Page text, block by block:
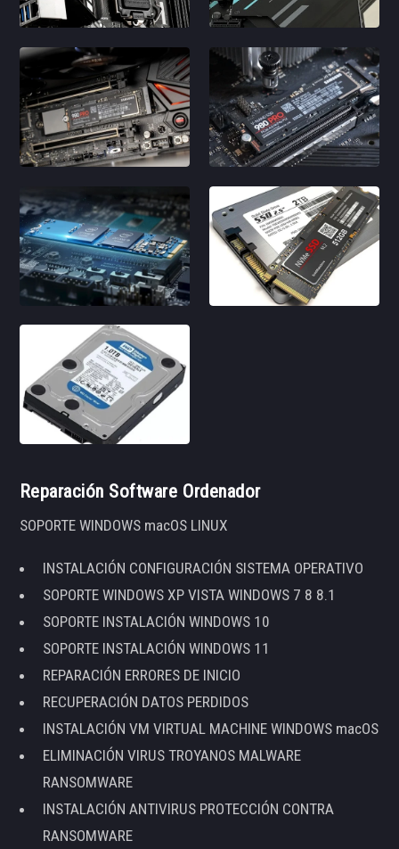
Reparación Software Ordenador
SOPORTE WINDOWS macOS LINUX
INSTALACIÓN CONFIGURACIÓN SISTEMA OPERATIVO
SOPORTE WINDOWS XP VISTA WINDOWS 7 8 8.1
SOPORTE INSTALACIÓN WINDOWS 10
SOPORTE INSTALACIÓN WINDOWS 11
REPARACIÓN ERRORES DE INICIO
RECUPERACIÓN DATOS PERDIDOS
INSTALACIÓN VM VIRTUAL MACHINE WINDOWS macOS
ELIMINACIÓN VIRUS TROYANOS MALWARE
RANSOMWARE
INSTALACIÓN ANTIVIRUS PROTECCIÓN CONTRA
RANSOMWARE